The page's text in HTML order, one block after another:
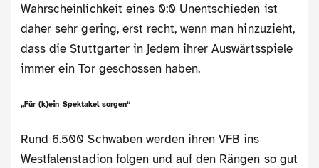
Wahrscheinlichkeit eines 0:0 Unentschieden ist
daher sehr gering, erst recht, wenn man hinzuzieht,
dass die Stuttgarter in jedem ihrer Auswärtsspiele
immer ein Tor geschossen haben.
„Für (k)ein Spektakel sorgen“
Rund 6.500 Schwaben werden ihren VFB ins
Westfalenstadion folgen und auf den Rängen so gut